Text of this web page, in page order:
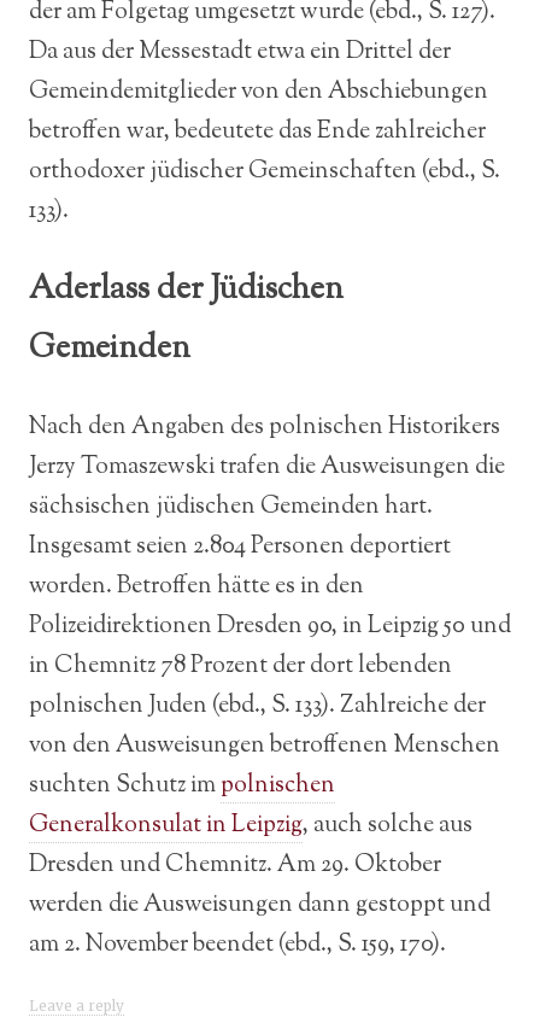
der am Folgetag umgesetzt wurde (ebd., S. 127).
Da aus der Messestadt etwa ein Drittel der
Gemeindemitglieder von den Abschiebungen
betroffen war, bedeutete das Ende zahlreicher
orthodoxer jüdischer Gemeinschaften (ebd., S.
133).
Aderlass der Jüdischen
Gemeinden
Nach den Angaben des polnischen Historikers
Jerzy Tomaszewski trafen die Ausweisungen die
sächsischen jüdischen Gemeinden hart.
Insgesamt seien 2.804 Personen deportiert
worden. Betroffen hätte es in den
Polizeidirektionen Dresden 90, in Leipzig 50 und
in Chemnitz 78 Prozent der dort lebenden
polnischen Juden (ebd., S. 133). Zahlreiche der
von den Ausweisungen betroffenen Menschen
suchten Schutz impolnischen
Generalkonsulat in Leipzig, auch solche aus
Dresden und Chemnitz. Am 29. Oktober
werden die Ausweisungen dann gestoppt und
am 2. November beendet (ebd., S. 159, 170).
Leave a reply